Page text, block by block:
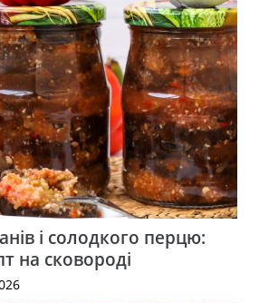
і солодкого перцю:
на сковороді